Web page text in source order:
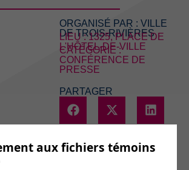
ORGANISÉ PAR : VILLE
DE TROIS-RIVIÈRES
LIEU : 1325, PLACE DE
L'HÔTEL-DE-VILLE
CATÉGORIE :
CONFÉRENCE DE
PRESSE
PARTAGER
aux fichiers témoins